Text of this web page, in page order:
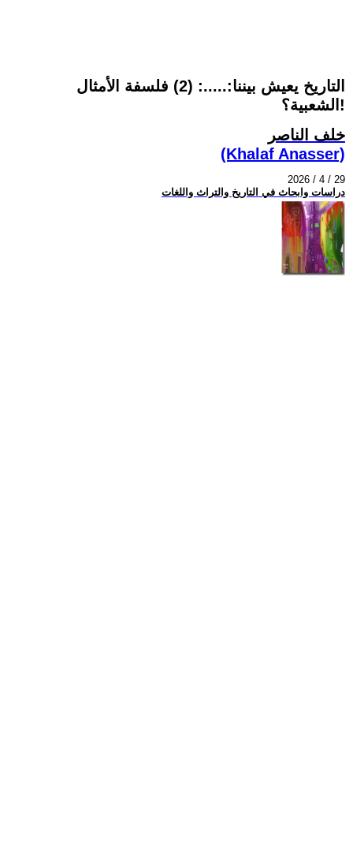
التاريخ يعيش بيننا:.....: (2) فلسفة الأمثال
الشعبية؟!
خلف الناصر
(Khalaf Anasser)
2026 / 4 / 29
دراسات وابحاث في التاريخ والتراث واللغات